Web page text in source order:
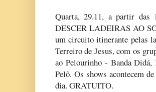
Quarta, 29.11, a partir
DESCER LADEIRAS AO
um circuito itinerante pelas
Terreiro de Jesus, com os
ao Pelourinho - Banda Didá,
Pelô. Os shows acontecem
dia. GRATUITO.